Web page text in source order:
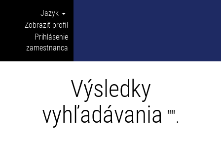
Jazyk
Zobraziť profil
Prihlásenie
zamestnanca
Výsledky
vyhľadávania "".